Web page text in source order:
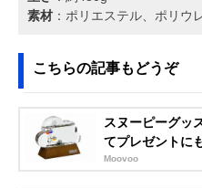
素材 ：ポリエステル、ポリウ
こちらの記事もどうぞ
スヌーピーグッ
てプレゼントに
Moovoo